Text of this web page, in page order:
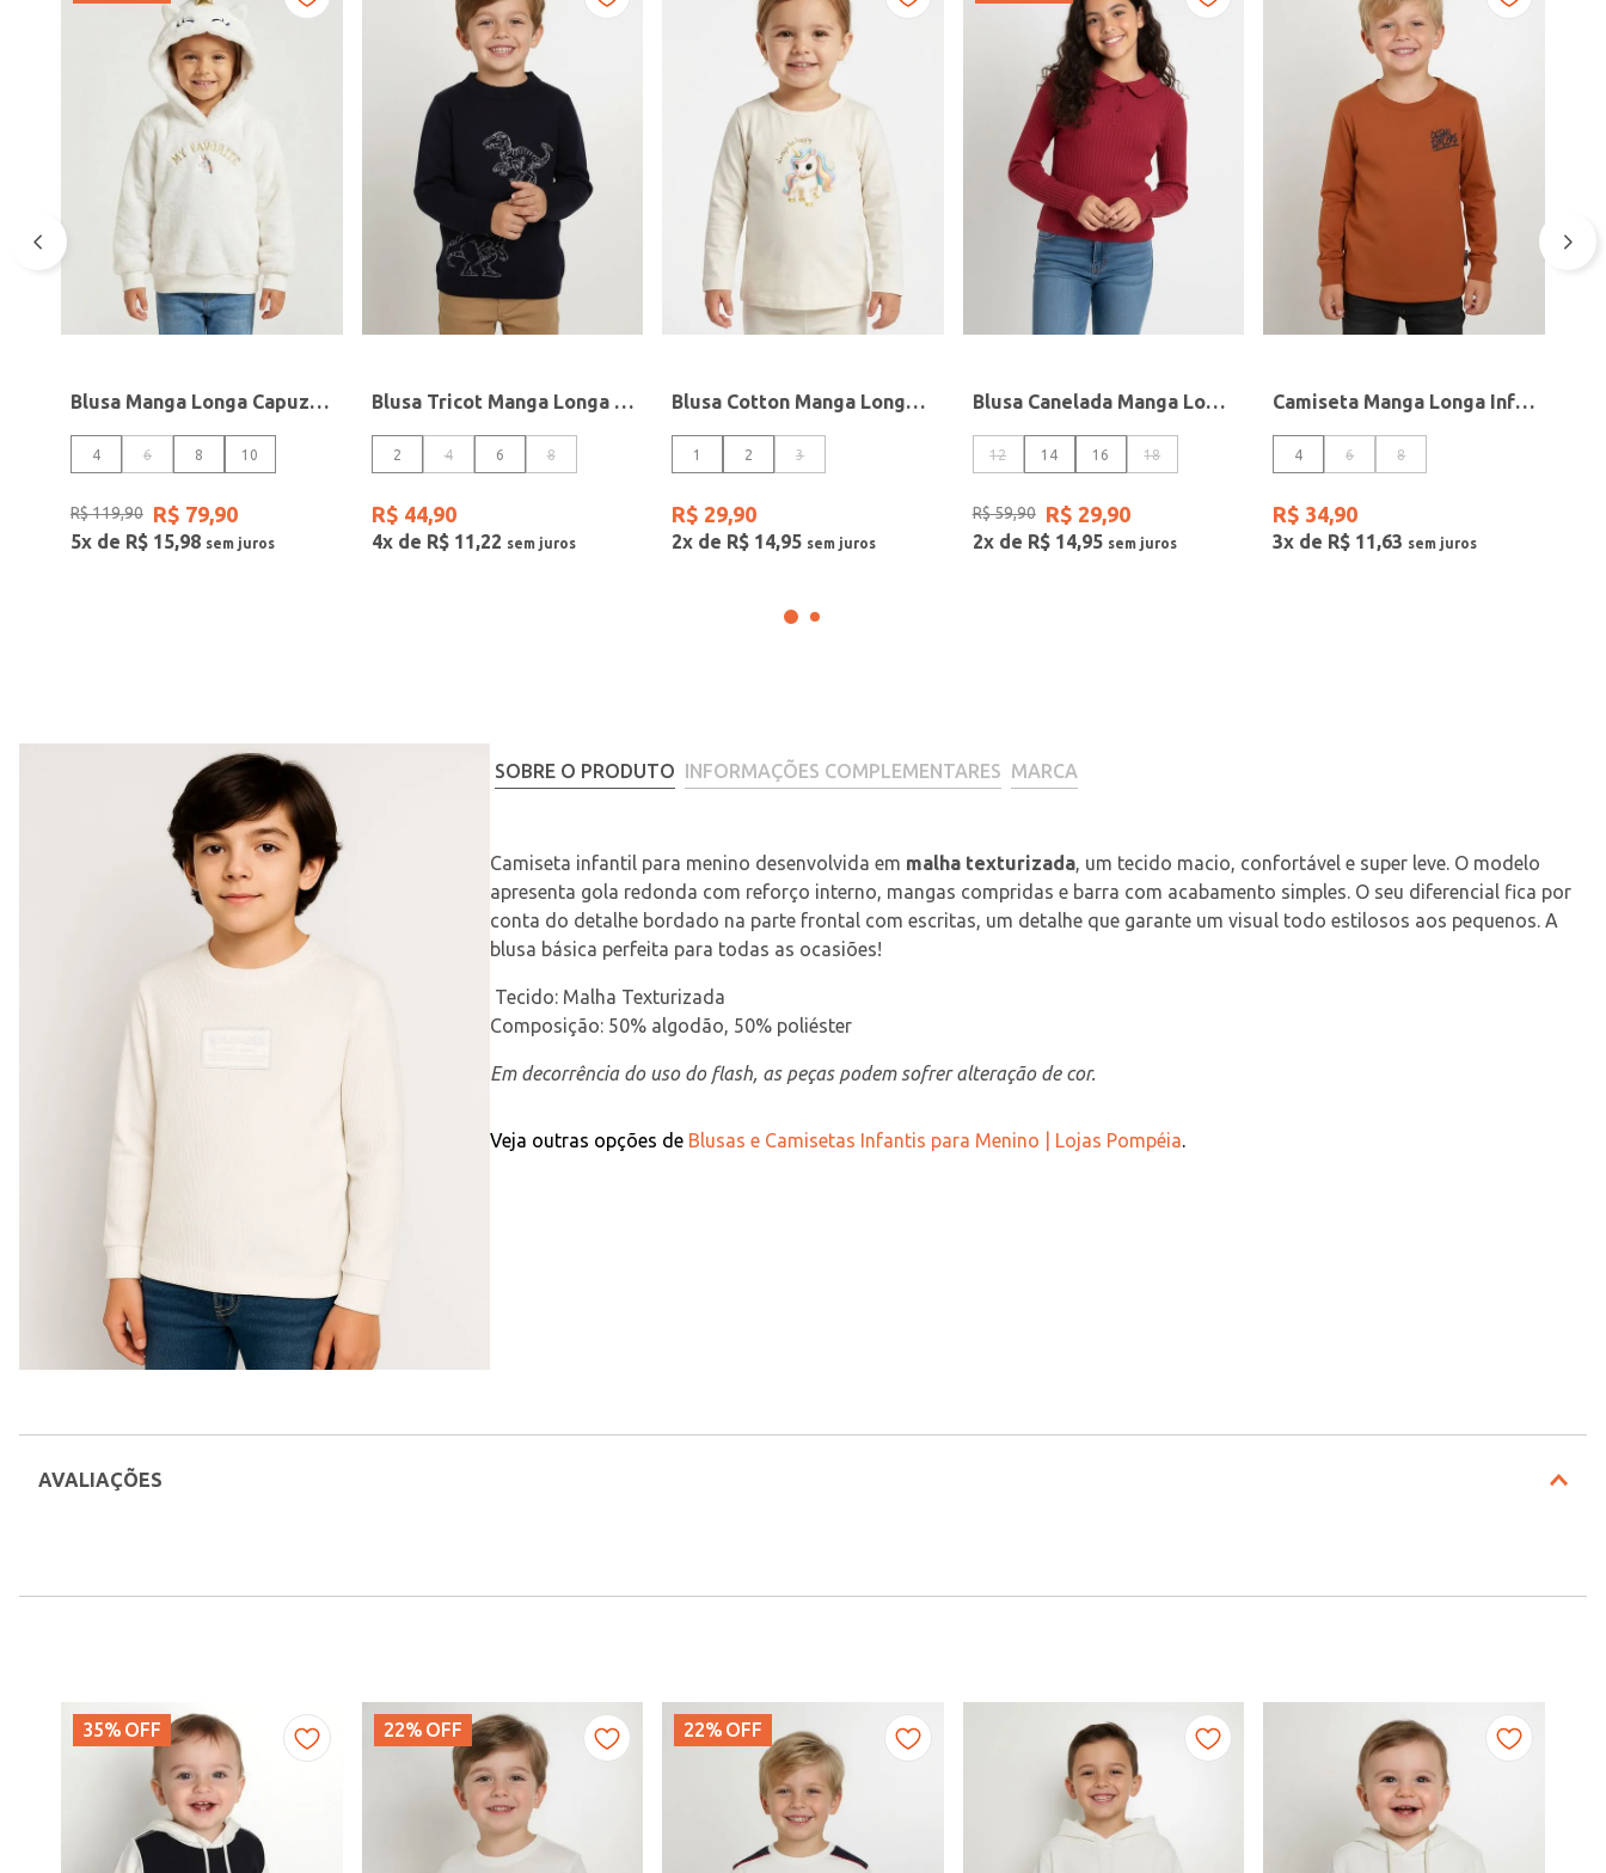
Blusa Manga Longa Capuz Kid+ Infantil Para Menina- OFF WHITE
4 6 8 10
R$119,90 R$ 79,90
5x de R$ 15,98
Blusa Tricot Manga Longa Infantil Para Menino - MARINHO
2 4 6 8
R$ 44,90
4x de R$ 11,22
Blusa Cotton Manga Longa Infantil Para Menina- OFF WHITE
1 2 3
R$ 29,90
2x de R$ 14,95
Blusa Canelada Manga Longa Juvenil Para Menina- BORDO
12 14 16 18
R$59,90 R$ 29,90
2x de R$ 14,95
Camiseta Manga Longa Infantil Para Menino - MARROM
4 6 8
R$ 34,90
3x de R$ 11,63
SOBRE O PRODUTO INFORMAÇÕES COMPLEMENTARES MARCA
Camiseta infantil para menino desenvolvida em malha texturizada, um tecido macio, confortável e super leve. O modelo
apresenta gola redonda com reforço interno, mangas compridas e barra com acabamento simples. O seu diferencial fica por
conta do detalhe bordado na parte frontal com escritas, um detalhe que garante um visual todo estilosos aos pequenos. A
blusa básica perfeita para todas as ocasiões!
Tecido: Malha Texturizada
Composição: 50% algodão, 50% poliéster
Em decorrência do uso do flash, as peças podem sofrer alteração de cor.
Veja outras opções de Blusas e Camisetas Infantis para Menino | Lojas Pompéia.
AVALIAÇÕES
35% OFF 22% OFF 22% OFF